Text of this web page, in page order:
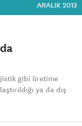
ARALIK 2013
gibi üretime
ya da dış